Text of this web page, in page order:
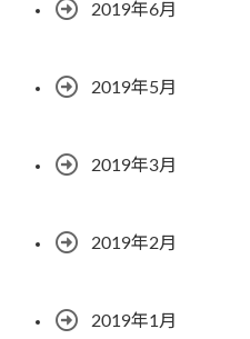
2019年6月
2019年5月
2019年3月
2019年2月
2019年1月